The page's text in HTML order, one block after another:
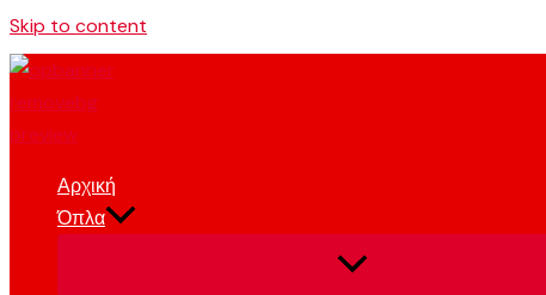
Skip to content
Αρχική
Όπλα